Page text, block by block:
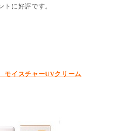
トに好評です。
モイスチャーUVクリーム